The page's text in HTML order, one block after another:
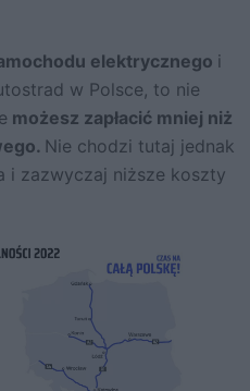
elektrycznego i
w Polsce, to nie
możesz zapłacić mniej niż
Nie chodzi tutaj jednak
i zazwyczaj niższe koszty